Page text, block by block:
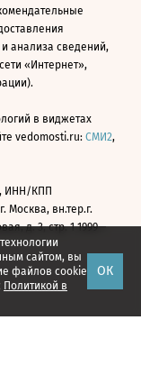
сайтом, вы
файлов cookie
Политикой в
ОК
анализа сведений,
«Интернет»,
в виджетах
vedomosti.ru: СМИ2,
ИНН/КПП
Москва, вн.тер.г.
д. 3, стр. 1 1999—